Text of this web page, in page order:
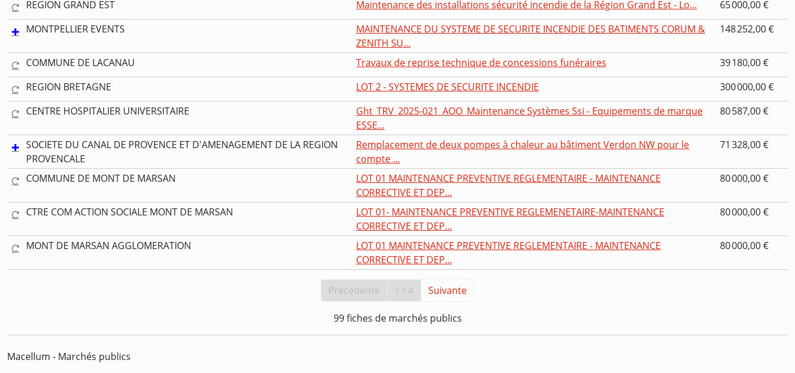
REGION GRAND EST
Maintenance des installations sécurité incendie de la Région Grand Est - Lo...
65 000,00 €
MONTPELLIER EVENTS
MAINTENANCE DU SYSTEME DE SECURITE INCENDIE DES BATIMENTS CORUM &
ZENITH SU...
148 252,00 €
COMMUNE DE LACANAU Travaux de reprise technique de concessions funéraires
39 180,00 €
REGION BRETAGNE
LOT 2 - SYSTEMES DE SECURITE INCENDIE
300 000,00 €
CENTRE HOSPITALIER UNIVERSITAIRE
Ght_TRV_2025-021_AOO_Maintenance Systèmes Ssi - Equipements de marque
ESSE...
80 587,00 €
SOCIETE DU CANAL DE PROVENCE ET D'AMENAGEMENT DE LA REGION
PROVENCALE
Remplacement de deux pompes à chaleur au bâtiment Verdon NW pour le
compte ...
71 328,00 €
COMMUNE DE MONT DE MARSAN
LOT 01 MAINTENANCE PREVENTIVE REGLEMENTAIRE - MAINTENANCE
CORRECTIVE ET DEP...
80 000,00 €
CTRE COM ACTION SOCIALE MONT DE MARSAN
LOT 01- MAINTENANCE PREVENTIVE REGLEMENETAIRE-MAINTENANCE
CORRECTIVE ET DEP...
80 000,00 €
MONT DE MARSAN AGGLOMERATION
LOT 01 MAINTENANCE PREVENTIVE REGLEMENTAIRE - MAINTENANCE
CORRECTIVE ET DEP...
80 000,00 €
Précédente 1 / 4 Suivante
99 fiches de marchés publics
Macellum - Marchés publics